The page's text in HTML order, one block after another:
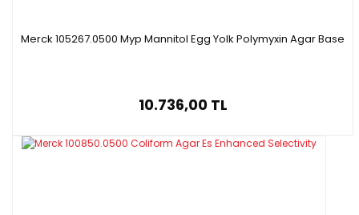
Merck 105267.0500 Myp Mannitol Egg Yolk Polymyxin Agar Base
10.736,00 TL